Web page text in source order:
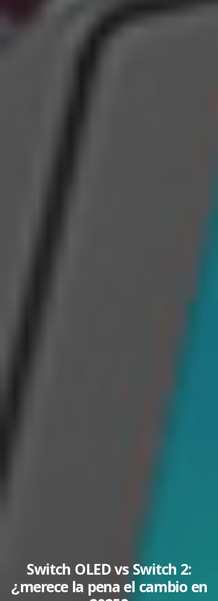
Switch OLED vs Switch 2:
¿merece la pena el cambio en